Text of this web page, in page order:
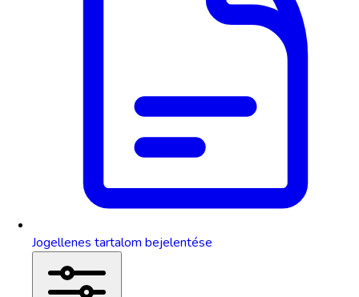
Jogellenes tartalom bejelentése